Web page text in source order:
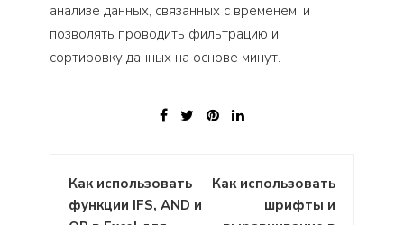
анализе данных, связанных с временем, и
позволять проводить фильтрацию и
сортировку данных на основе минут.
Навигация
по
Как использовать
функции IFS, AND и
Как использовать
шрифты и